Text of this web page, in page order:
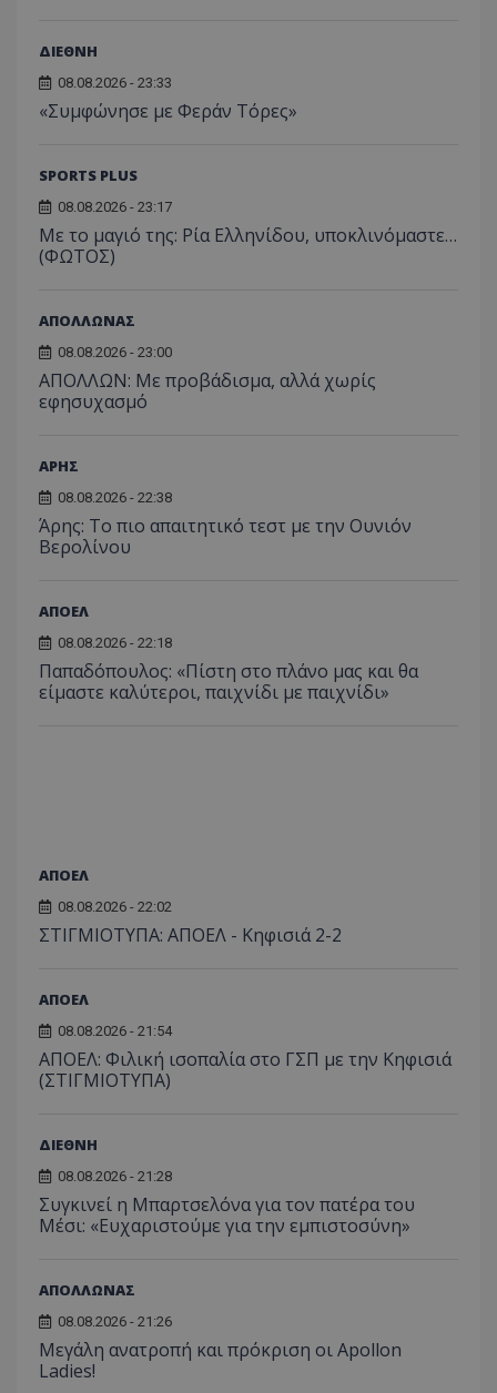
ΔΙΕΘΝΗ
08.08.2026 - 23:33
«Συμφώνησε με Φεράν Τόρες»
SPORTS PLUS
08.08.2026 - 23:17
Με το μαγιό της: Ρία Ελληνίδου, υποκλινόμαστε…
(ΦΩΤΟΣ)
ΑΠΟΛΛΩΝΑΣ
08.08.2026 - 23:00
ΑΠΟΛΛΩΝ: Με προβάδισμα, αλλά χωρίς
εφησυχασμό
ΑΡΗΣ
08.08.2026 - 22:38
Άρης: Το πιο απαιτητικό τεστ με την Ουνιόν
Βερολίνου
ΑΠΟΕΛ
08.08.2026 - 22:18
Παπαδόπουλος: «Πίστη στο πλάνο μας και θα
είμαστε καλύτεροι, παιχνίδι με παιχνίδι»
ΑΠΟΕΛ
08.08.2026 - 22:02
ΣΤΙΓΜΙΟΤΥΠΑ: ΑΠΟΕΛ - Κηφισιά 2-2
ΑΠΟΕΛ
08.08.2026 - 21:54
ΑΠΟΕΛ: Φιλική ισοπαλία στο ΓΣΠ με την Κηφισιά
(ΣΤΙΓΜΙΟΤΥΠΑ)
ΔΙΕΘΝΗ
08.08.2026 - 21:28
Συγκινεί η Μπαρτσελόνα για τον πατέρα του
Μέσι: «Ευχαριστούμε για την εμπιστοσύνη»
ΑΠΟΛΛΩΝΑΣ
08.08.2026 - 21:26
Μεγάλη ανατροπή και πρόκριση οι Apollon
Ladies!